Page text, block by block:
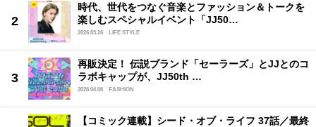
時代、世代をつなぐ音楽とファッション＆トークを
楽しむスペシャルイベント「JJ50…
2026.03.26 LIFE STYLE
再販決定！ 伝説ブランド「セーラーズ」とJJとのコ
ラボキャップが、JJ50th …
2026.04.06 FASHION
【コミック連載】シード・オブ・ライフ 37話／最終